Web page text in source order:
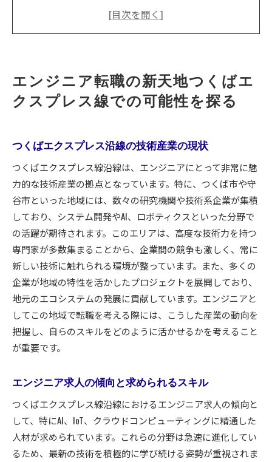
通勤時間の短縮がキャリアに与える影響
地域特化の転職サイトの活用方法
両立
転職活動における地域密着型のネットワーク構
築
築くための戦略
地域企業とのネットワーク構築の重要性
スキルアップに役立つセミナーやイベント
地域に根ざしたキャリア相談の活用
リモートワークとオフィス勤務の利便性
つくばエクスプレス沿線でのエンジニア向け福
利厚生
キャリア形成のための自己投資方法
エンジニアにとってつくばエクスプレス線沿線が理
想的な転職先である理由
交通インフラが充実した地域の魅力
エンジニアの成長を支える教育機関と研修プロ
地域企業が提供するキャリアアップの機会
つくばエクスプレス沿線での生活コストの比較
エンジニアにとってのワークライフバランスの
実現
地域コミュニティが提供するサポート体制
エンジニア転職の新天地つくばエ
クスプレス線での可能性を探る
つくばエクスプレス沿線の技術産業の現状
つくばエクスプレス線沿線は、エンジニアにとって非常に魅
力的な技術産業の拠点となっています。特に、つくば市や守
谷市といった地域には、数々の研究機関や技術系企業が集積
しており、システム開発やAI、ロボティクスといった分野で
の活躍が期待されます。このエリアは、高度な技術力を持つ
専門家が多数集まることから、企業間の競争も激しく、常に
新しい技術に触れられる環境が整っています。また、多くの
企業が地域の特性を活かしたプロジェクトを展開しており、
地元のエコシステムの発展に貢献しています。エンジニアと
してこの地域で転職を考える際には、こうした産業の動向を
把握し、自らのスキルをどのように活かせるかを考えること
が重要です。
エンジニア求人の傾向と求められるスキル
つくばエクスプレス線沿線におけるエンジニア求人の傾向と
して、特にAI、IoT、クラウドコンピューティングに精通した
人材が求められています。これらの分野は急速に進化してい
るため、最新の技術を積極的に学び続ける姿勢が重視されま